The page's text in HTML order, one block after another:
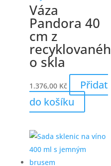
Váza
Pandora 40
cm z
recyklovanéh
o skla
1.376,00 Kč
Přidat
do košíku